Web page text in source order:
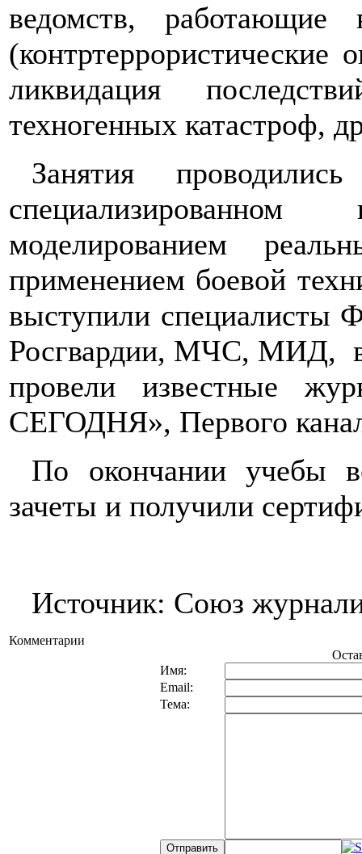
ведомств,
(контртеррористические
ликвидация
техногенных катастроф,
Занятия
моделированием
применением боевой
выступили
Росгвардии, МЧС, МИД,
провели известные
СЕГОДНЯ», Первого
По окончании учебы
зачеты и получили
Источник: Союз
Комментарии
Имя:
Email:
Тема: